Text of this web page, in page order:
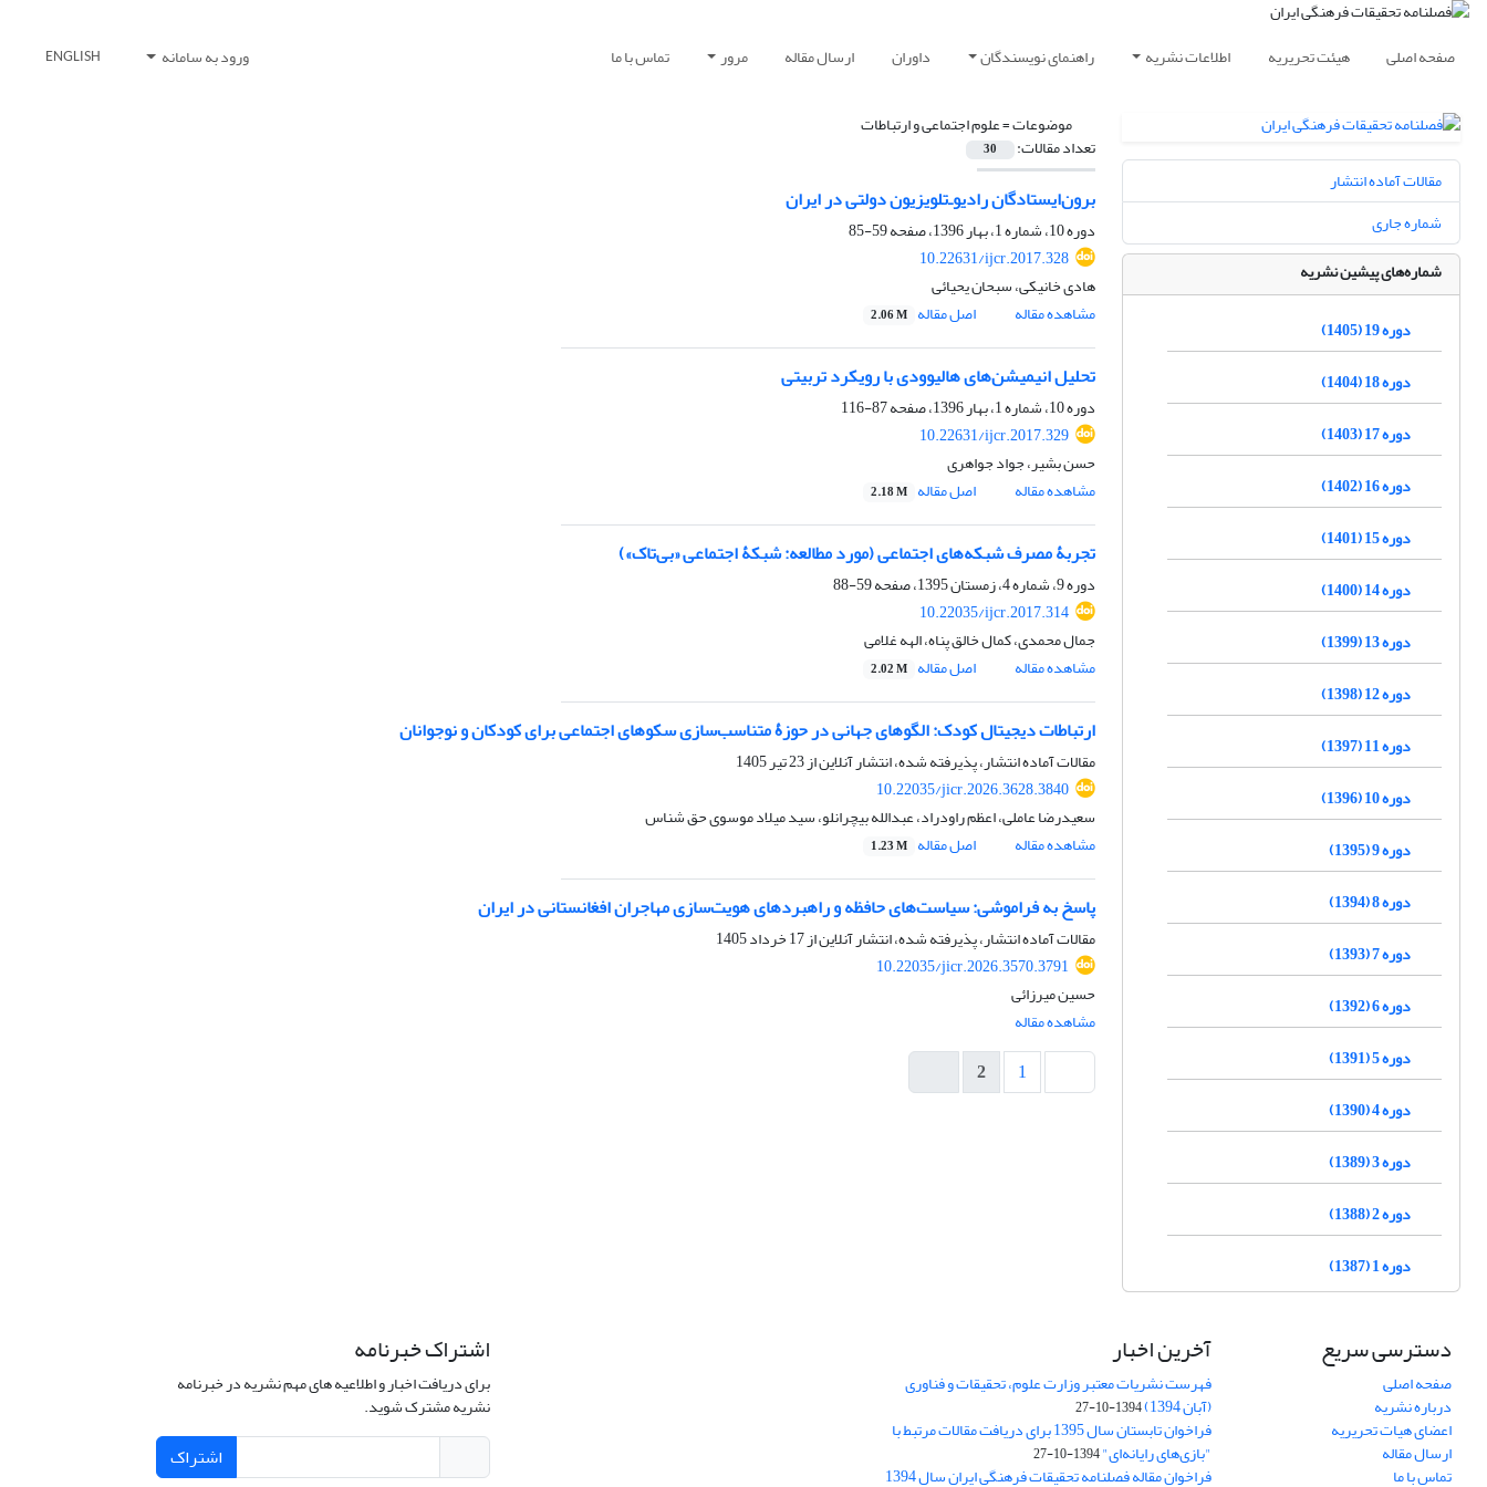
صفحه اصلی هیئت تحریریه اطلاعات نشریه راهنمای نویسندگان داوران ارسال مقاله مرور تماس با ما ورود به سامانه ENGLISH
موضوعات =علوم اجتماعی و ارتباطات
تعداد مقالات: 30
برون‌ایستادگان رادیو‌ـ‌تلویزیون دولتی در ایران
دوره 10، شماره 1، بهار 1396، صفحه
59-85
10.22631/ijcr.2017.328
هادی خانیکی، سبحان یحیائی
مشاهده مقاله
اصل مقاله 2.06 M
تحلیل انیمیشن‏‌های هالیوودی با رویکرد تربیتی
دوره 10، شماره 1، بهار 1396، صفحه
87-116
10.22631/ijcr.2017.329
حسن بشیر، جواد جواهری
مشاهده مقاله
اصل مقاله 2.18 M
تجربۀ مصرف شبکه‌های اجتماعی (مورد مطالعه: شبکۀ اجتماعی «بی‌تاک»)
دوره 9، شماره 4، زمستان 1395، صفحه
59-88
10.22035/ijcr.2017.314
جمال محمدی، کمال خالق پناه، الهه غلامی
مشاهده مقاله
اصل مقاله 2.02 M
ارتباطات دیجیتال کودک: الگوهای جهانی در حوزۀ متناسب‌سازی سکوهای اجتماعی برای کودکان و نوجوانان
مقالات آماده انتشار، پذیرفته شده، انتشار آنلاین از23 تیر 1405
10.22035/jicr.2026.3628.3840
سعیدرضا عاملی، اعظم راودراد، عبدالله بیچرانلو، سید میلاد موسوی حق شناس
مشاهده مقاله
اصل مقاله 1.23 M
پاسخ به فراموشی: سیاست‌های حافظه و راهبردهای هویت‌سازی مهاجران افغانستانی در ایران
مقالات آماده انتشار، پذیرفته شده، انتشار آنلاین از17 خرداد 1405
10.22035/jicr.2026.3570.3791
حسین میرزائی
مشاهده مقاله
1
2
مقالات آماده انتشار
شماره جاری
شماره‌های پیشین نشریه
دوره 19 (1405)
دوره 18 (1404)
دوره 17 (1403)
دوره 16 (1402)
دوره 15 (1401)
دوره 14 (1400)
دوره 13 (1399)
دوره 12 (1398)
دوره 11 (1397)
دوره 10 (1396)
دوره 9 (1395)
دوره 8 (1394)
دوره 7 (1393)
دوره 6 (1392)
دوره 5 (1391)
دوره 4 (1390)
دوره 3 (1389)
دوره 2 (1388)
دوره 1 (1387)
دسترسی سریع
صفحه اصلی
درباره نشریه
اعضای هیات تحریریه
ارسال مقاله
تماس با ما
آخرین اخبار
فهرست نشریات معتبر وزارت علوم، تحقیقات و فناوری
(آبان 1394) 1394-10-27
فراخوان تابستان سال 1395 برای دریافت مقالات مرتبط با
"بازی‌های رایانه‌ای"1394-10-27
فراخوان مقاله فصلنامه تحقیقات فرهنگی ایران سال 1394
اشتراک خبرنامه
برای دریافت اخبار و اطلاعیه های مهم نشریه در خبرنامه
نشریه مشترک شوید.
اشتراک